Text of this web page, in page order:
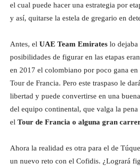
el cual puede hacer una estrategia por
y así, quitarse la estela de gregario en
Antes, el UAE Team Emirates lo
posibilidades de figurar en las etapas
en 2017 el colombiano por poco gana
Tour de Francia. Pero este traspaso le
libertad y puede convertirse en una
del equipo continental, que valga la
el Tour de Francia o alguna gran
Ahora la realidad es otra para el de
un nuevo reto con el Cofidis. ¿Logrará